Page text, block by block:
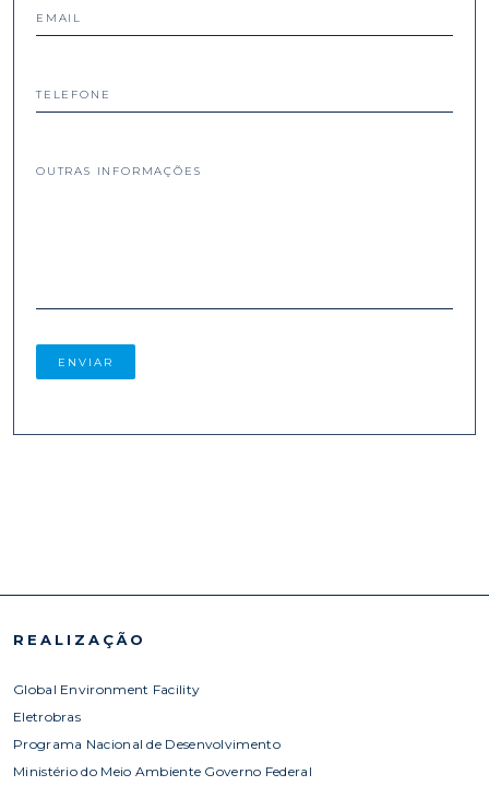
EMAIL
TELEFONE
OUTRAS INFORMAÇÕES
REALIZAÇÃO
Global Environment Facility
Eletrobras
Programa Nacional de Desenvolvimento
Ministério do Meio Ambiente Governo Federal